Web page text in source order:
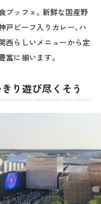
ブッフェ。新鮮な国産野
戸ビーフ入りカレー、ハ
西らしいメニューから定
富に揃います。
り遊び尽くそう